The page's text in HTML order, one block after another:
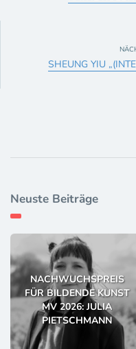
SHEUNG YIU
Neuste Beiträge
NACHWUCHSPREIS
FÜR BILDENDE KUNST
MV 2026: JULIA
PIETSCHMANN